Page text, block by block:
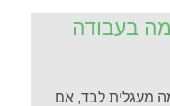
בעבודה
מעגלית לבד, אם